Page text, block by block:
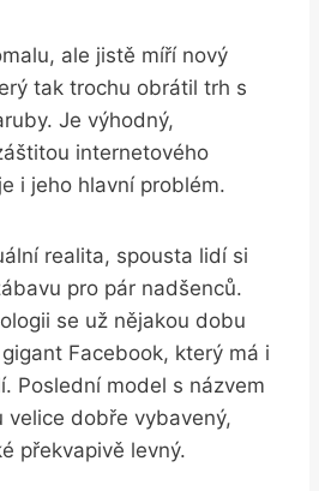
ale jistě míří nový
tak trochu obrátil trh s
Je výhodný,
internetového
i jeho hlavní problém.
realita, spousta lidí si
pro pár nadšenců.
se už nějakou dobu
Facebook, který má i
Poslední model s názvem
velice dobře vybavený,
překvapivě levný.